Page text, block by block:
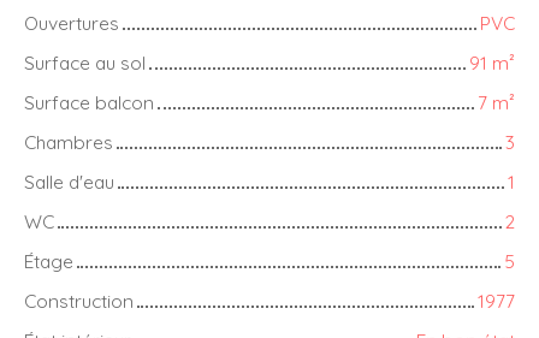
Ouvertures
PVC
Surface au sol
91 m²
Surface balcon
7 m²
Chambres
3
Salle d'eau
1
WC
2
Étage
5
Construction
1977